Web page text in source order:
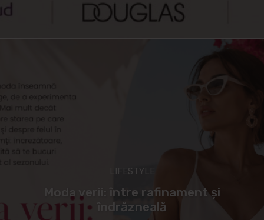
LIFESTYLE
Moda verii: între rafinament și
îndrăzneală